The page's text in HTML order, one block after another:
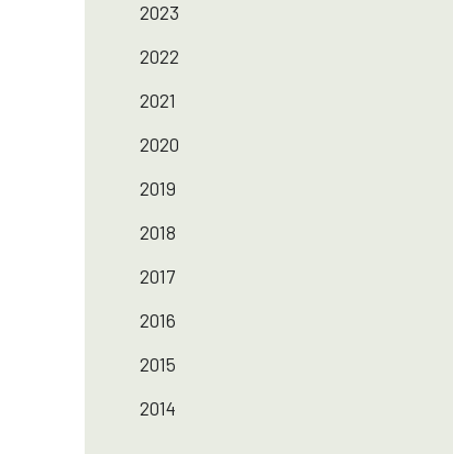
2023
2022
2021
2020
2019
2018
2017
2016
2015
2014